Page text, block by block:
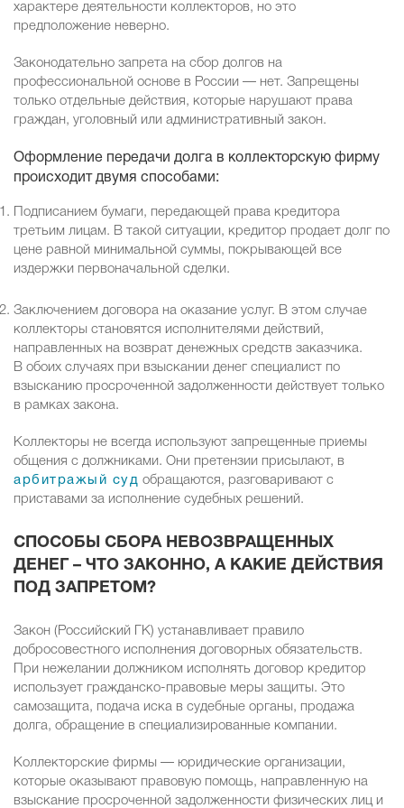
характере деятельности коллекторов, но это
предположение неверно.
Законодательно запрета на сбор долгов на
профессиональной основе в России — нет. Запрещены
только отдельные действия, которые нарушают права
граждан, уголовный или административный закон.
Оформление передачи долга в коллекторскую фирму
происходит двумя способами:
Подписанием бумаги, передающей права кредитора
третьим лицам. В такой ситуации, кредитор продает долг по
цене равной минимальной суммы, покрывающей все
издержки первоначальной сделки.
Заключением договора на оказание услуг. В этом случае
коллекторы становятся исполнителями действий,
направленных на возврат денежных средств заказчика.
В обоих случаях при взыскании денег специалист по
взысканию просроченной задолженности действует только
в рамках закона.
Коллекторы не всегда используют запрещенные приемы
общения с должниками. Они претензии присылают, в
арбитражый суд обращаются, разговаривают с
приставами за исполнение судебных решений.
СПОСОБЫ СБОРА НЕВОЗВРАЩЕННЫХ
ДЕНЕГ – ЧТО ЗАКОННО, А КАКИЕ ДЕЙСТВИЯ
ПОД ЗАПРЕТОМ?
Закон (Российский ГК) устанавливает правило
добросовестного исполнения договорных обязательств.
При нежелании должником исполнять договор кредитор
использует гражданско-правовые меры защиты. Это
самозащита, подача иска в судебные органы, продажа
долга, обращение в специализированные компании.
Коллекторские фирмы — юридические организации,
которые оказывают правовую помощь, направленную на
взыскание просроченной задолженности физических лиц и